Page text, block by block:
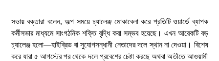
আসামী সুরুজ আলী কারাগারে
২৭ জুলাই, ২০২৬, ৩:১৫ অপরাহ্ন
প্রধানমন্ত্রীর কাছে নিরাপত্তা চাওয়ার পরদিনই
সভায় বক্তারা বলেন, অল্প সময়ে চ্যালেঞ্জ মোকাবেলা করে প্রতিটি ওয়ার্ডে ব্যাপক
কর্মীসভার মাধ্যমে সাংগঠনিক শক্তি বৃদ্ধি করা সম্ভব হয়েছে। এখন আরেকটি বড়
চ্যালেঞ্জ হলো—হাইব্রিড বা সুযোগসন্ধানী নেতাদের দলে স্থান না দেওয়া। বিশেষ
করে যারা ৫ আগস্টের পর থেকে দলে প্রবেশের চেষ্টা করছে অথবা অতীতে আওয়ামী